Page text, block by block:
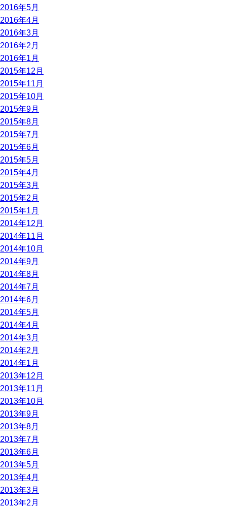
2016年5月
2016年4月
2016年3月
2016年2月
2016年1月
2015年12月
2015年11月
2015年10月
2015年9月
2015年8月
2015年7月
2015年6月
2015年5月
2015年4月
2015年3月
2015年2月
2015年1月
2014年12月
2014年11月
2014年10月
2014年9月
2014年8月
2014年7月
2014年6月
2014年5月
2014年4月
2014年3月
2014年2月
2014年1月
2013年12月
2013年11月
2013年10月
2013年9月
2013年8月
2013年7月
2013年6月
2013年5月
2013年4月
2013年3月
2013年2月